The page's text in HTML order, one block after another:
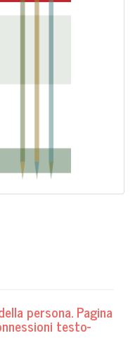
persona. Pagina
testo-